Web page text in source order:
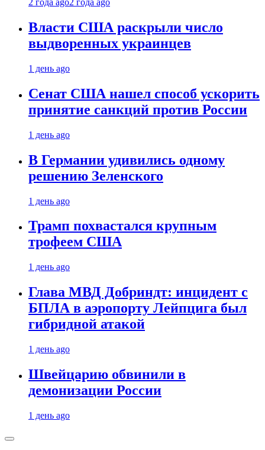
2 года ago2 года ago
Власти США раскрыли число
выдворенных украинцев
1 день ago
Сенат США нашел способ ускорить
принятие санкций против России
1 день ago
В Германии удивились одному
решению Зеленского
1 день ago
Трамп похвастался крупным
трофеем США
1 день ago
Глава МВД Добриндт: инцидент с
БПЛА в аэропорту Лейпцига был
гибридной атакой
1 день ago
Швейцарию обвинили в
демонизации России
1 день ago